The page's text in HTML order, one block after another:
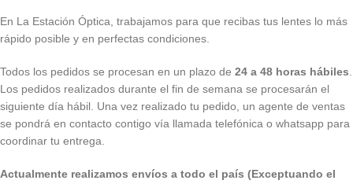
En La Estación Óptica, trabajamos para que recibas tus lentes lo más
rápido posible y en perfectas condiciones.
Todos los pedidos se procesan en un plazo de 24 a 48 horas hábiles.
Los pedidos realizados durante el fin de semana se procesarán el
siguiente día hábil. Una vez realizado tu pedido, un agente de ventas
se pondrá en contacto contigo vía llamada telefónica o whatsapp para
coordinar tu entrega.
Actualmente realizamos envíos a todo el país (Exceptuando el